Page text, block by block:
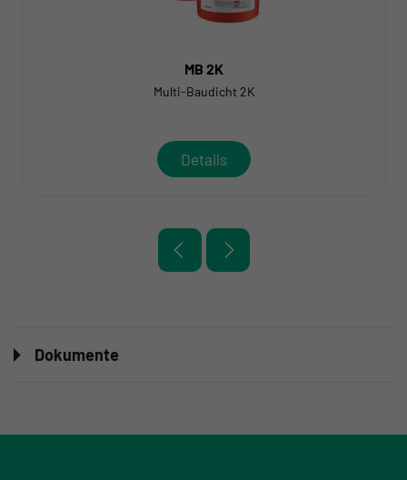
MB 2K
Multi-Baudicht 2K
Details
Dokumente